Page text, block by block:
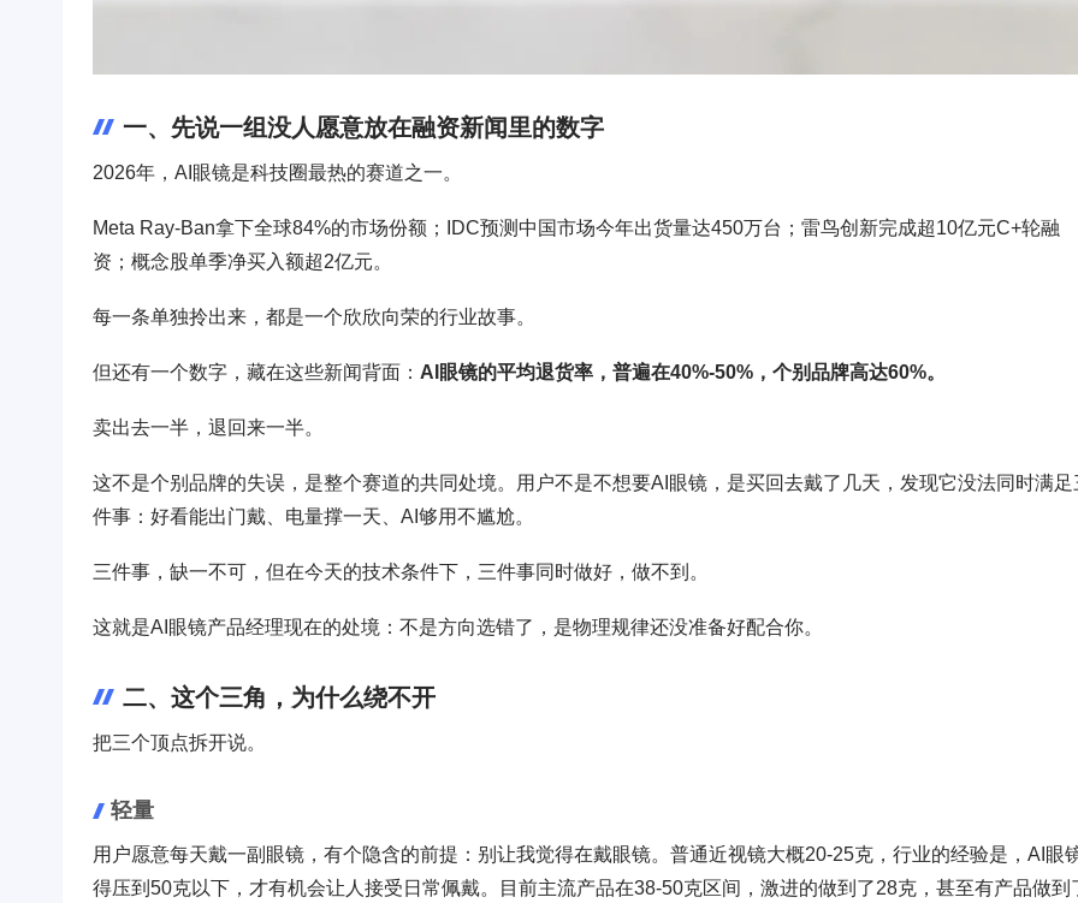
一、先说一组没人愿意放在融资新闻里的数字
2026年，AI眼镜是科技圈最热的赛道之一。
Meta Ray-Ban拿下全球84%的市场份额；IDC预测中国市场今年出货量达450万台；雷鸟创新完成超10亿元C+轮融
资；概念股单季净买入额超2亿元。
每一条单独拎出来，都是一个欣欣向荣的行业故事。
但还有一个数字，藏在这些新闻背面： AI眼镜的平均退货率，普遍在40%-50%，个别品牌高达60%。
卖出去一半，退回来一半。
这不是个别品牌的失误，是整个赛道的共同处境。用户不是不想要AI眼镜，是买回去戴了几天，发现它没法同时满足
件事：好看能出门戴、电量撑一天、AI够用不尴尬。
三件事，缺一不可，但在今天的技术条件下，三件事同时做好，做不到。
这就是AI眼镜产品经理现在的处境：不是方向选错了，是物理规律还没准备好配合你。
二、这个三角，为什么绕不开
把三个顶点拆开说。
轻量
用户愿意每天戴一副眼镜，有个隐含的前提：别让我觉得在戴眼镜。普通近视镜大概20-25克，行业的经验是，AI眼
得压到50克以下，才有机会让人接受日常佩戴。目前主流产品在38-50克区间，激进的做到了28克，甚至有产品做到